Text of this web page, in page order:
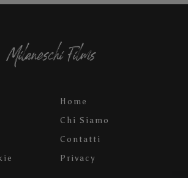
Home
Chi Siamo
Contatti
Privacy